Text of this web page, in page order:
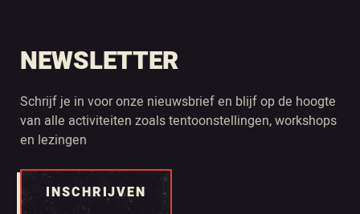
NEWSLETTER
Schrijf je in voor onze nieuwsbrief en blijf op de hoogte
van alle activiteiten zoals tentoonstellingen, workshops
en lezingen
INSCHRIJVEN